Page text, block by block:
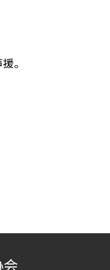
。